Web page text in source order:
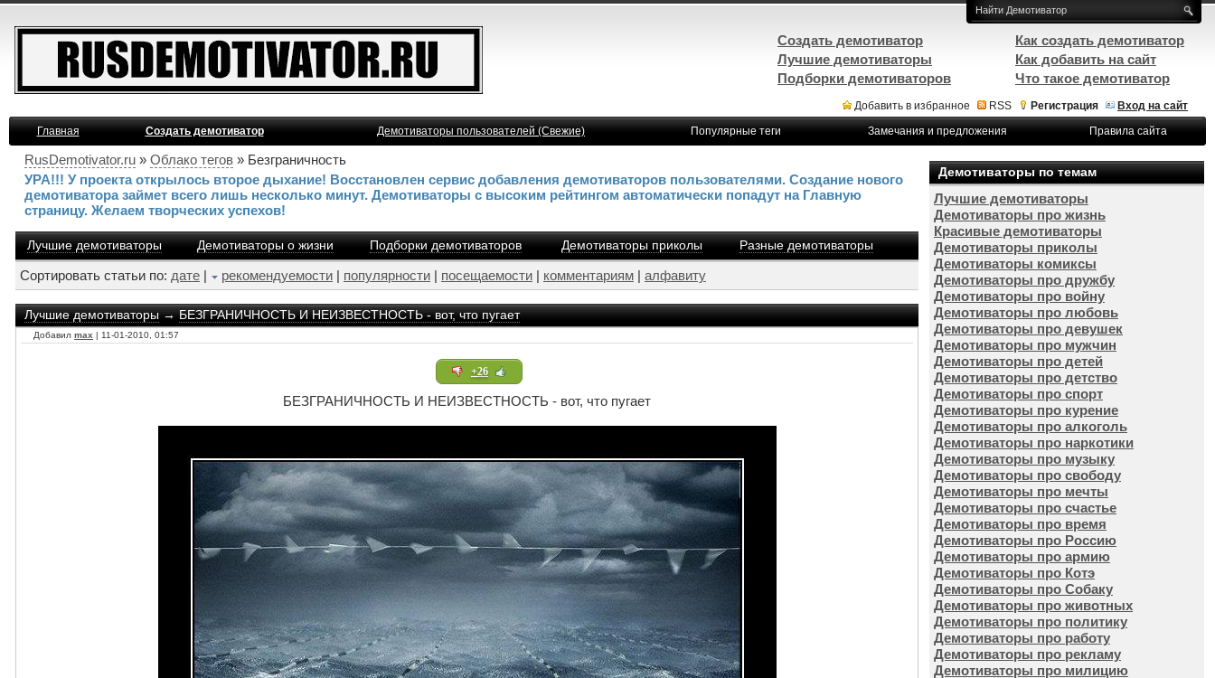
Добавить в избранное RSS Регистрация
Вход на сайт
Главная
Создать демотиватор Демотиваторы пользователей (Свежие) Популярные теги Замечания и предложения Правила сайта
RusDemotivator.ru » Облако тегов » Безграничность
УРА!!! У проекта открылось второе дыхание! Восстановлен сервис добавления демотиваторов пользователями. Создание нового
демотиватора займет всего лишь несколько минут. Демотиваторы с высоким рейтингом автоматически попадут на Главную
страницу. Желаем творческих успехов!
Лучшие демотиваторы Демотиваторы о жизни Подборки демотиваторов Демотиваторы приколы Разные демотиваторы
Сортировать статьи по: дате | рекомендуемости | популярности | посещаемости | комментариям | алфавиту
Лучшие демотиваторы→БЕЗГРАНИЧНОСТЬ И НЕИЗВЕСТНОСТЬ - вот, что пугает
Добавил max | 11-01-2010, 01:57
+26
БЕЗГРАНИЧНОСТЬ И НЕИЗВЕСТНОСТЬ - вот, что пугает
Демотиваторы по темам
Лучшие демотиваторы
Демотиваторы про жизнь
Красивые демотиваторы
Демотиваторы приколы
Демотиваторы комиксы
Демотиваторы про дружбу
Демотиваторы про войну
Демотиваторы про любовь
Демотиваторы про девушек
Демотиваторы про мужчин
Демотиваторы про детей
Демотиваторы про детство
Демотиваторы про спорт
Демотиваторы про курение
Демотиваторы про алкоголь
Демотиваторы про наркотики
Демотиваторы про музыку
Демотиваторы про свободу
Демотиваторы про мечты
Демотиваторы про счастье
Демотиваторы про время
Демотиваторы про Россию
Демотиваторы про армию
Демотиваторы про Котэ
Демотиваторы про Собаку
Демотиваторы про животных
Демотиваторы про политику
Демотиваторы про работу
Демотиваторы про рекламу
Демотиваторы про милицию
Создать демотиватор
Лучшие демотиваторы
Подборки демотиваторов
Как создать демотиватор
Как добавить на сайт
Что такое демотиватор